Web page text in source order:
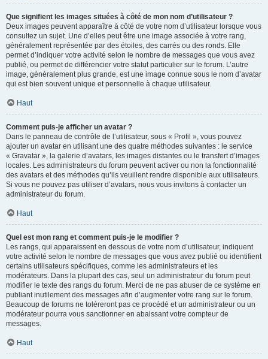
Que signifient les images situées à côté de mon nom d’utilisateur ?
Deux images peuvent apparaître à côté de votre nom d’utilisateur lorsque vous
consultez un sujet. Une d’elles peut être une image associée à votre rang,
généralement représentée par des étoiles, des carrés ou des ronds. Elle
permet d’indiquer votre activité selon le nombre de messages que vous avez
publié, ou permet de différencier votre statut particulier sur le forum. L’autre
image, généralement plus grande, est une image connue sous le nom d’avatar
qui est bien souvent unique et personnelle à chaque utilisateur.
Haut
Comment puis-je afficher un avatar ?
Dans le panneau de contrôle de l’utilisateur, sous « Profil », vous pouvez
ajouter un avatar en utilisant une des quatre méthodes suivantes : le service
« Gravatar », la galerie d’avatars, les images distantes ou le transfert d’images
locales. Les administrateurs du forum peuvent activer ou non la fonctionnalité
des avatars et des méthodes qu’ils veuillent rendre disponible aux utilisateurs.
Si vous ne pouvez pas utiliser d’avatars, nous vous invitons à contacter un
administrateur du forum.
Haut
Quel est mon rang et comment puis-je le modifier ?
Les rangs, qui apparaissent en dessous de votre nom d’utilisateur, indiquent
votre activité selon le nombre de messages que vous avez publié ou identifient
certains utilisateurs spécifiques, comme les administrateurs et les
modérateurs. Dans la plupart des cas, seul un administrateur du forum peut
modifier le texte des rangs du forum. Merci de ne pas abuser de ce système en
publiant inutilement des messages afin d’augmenter votre rang sur le forum.
Beaucoup de forums ne toléreront pas ce procédé et un administrateur ou un
modérateur pourra vous sanctionner en abaissant votre compteur de
messages.
Haut